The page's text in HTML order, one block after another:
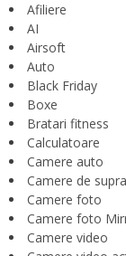
Afiliere
AI
Airsoft
Auto
Black Friday
Boxe
Bratari fitness
Calculatoare
Camere auto
Camere de
Camere foto
Camere foto
Camere video